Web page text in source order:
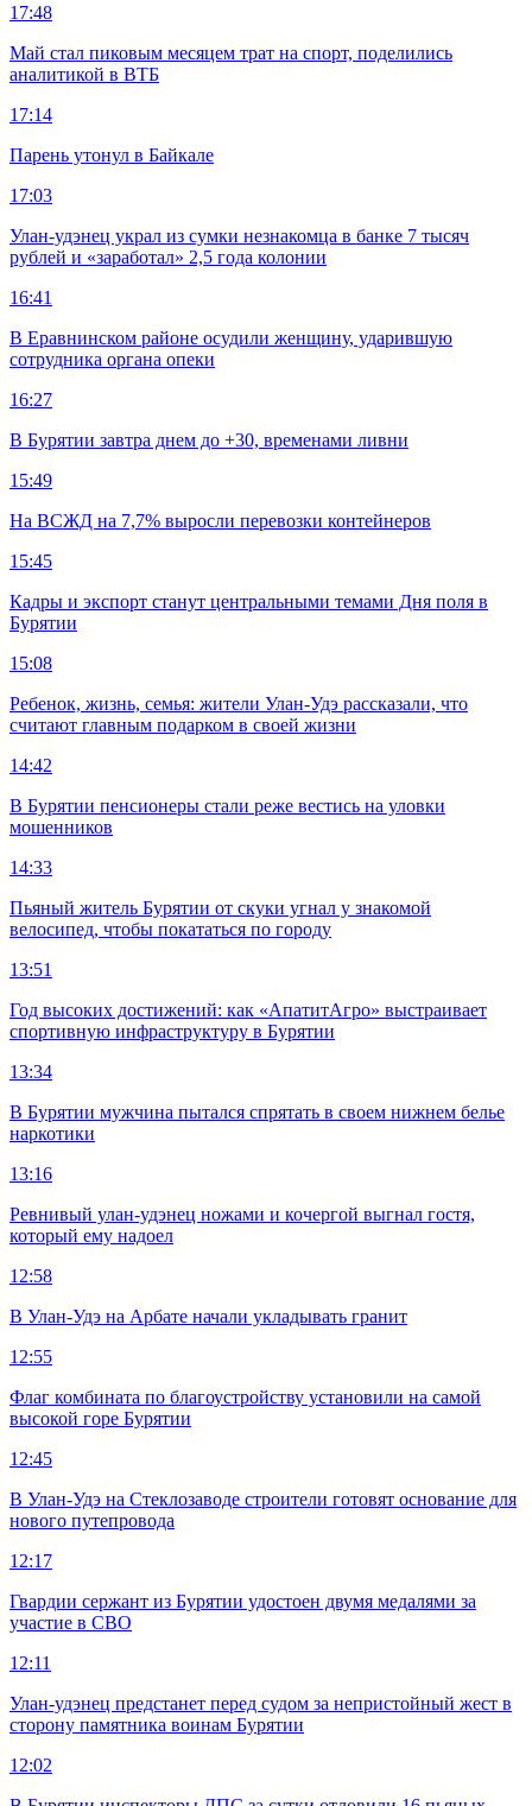
17:48
Май стал пиковым месяцем трат на спорт, поделились
аналитикой в ВТБ
17:14
Парень утонул в Байкале
17:03
Улан-удэнец украл из сумки незнакомца в банке 7 тысяч
рублей и «заработал» 2,5 года колонии
16:41
В Еравнинском районе осудили женщину, ударившую
сотрудника органа опеки
16:27
В Бурятии завтра днем до +30, временами ливни
15:49
На ВСЖД на 7,7% выросли перевозки контейнеров
15:45
Кадры и экспорт станут центральными темами Дня поля в
Бурятии
15:08
Ребенок, жизнь, семья: жители Улан-Удэ рассказали, что
считают главным подарком в своей жизни
14:42
В Бурятии пенсионеры стали реже вестись на уловки
мошенников
14:33
Пьяный житель Бурятии от скуки угнал у знакомой
велосипед, чтобы покататься по городу
13:51
Год высоких достижений: как «АпатитАгро» выстраивает
спортивную инфраструктуру в Бурятии
13:34
В Бурятии мужчина пытался спрятать в своем нижнем белье
наркотики
13:16
Ревнивый улан-удэнец ножами и кочергой выгнал гостя,
который ему надоел
12:58
В Улан-Удэ на Арбате начали укладывать гранит
12:55
Флаг комбината по благоустройству установили на самой
высокой горе Бурятии
12:45
В Улан-Удэ на Стеклозаводе строители готовят основание для
нового путепровода
12:17
Гвардии сержант из Бурятии удостоен двумя медалями за
участие в СВО
12:11
Улан-удэнец предстанет перед судом за непристойный жест в
сторону памятника воинам Бурятии
12:02